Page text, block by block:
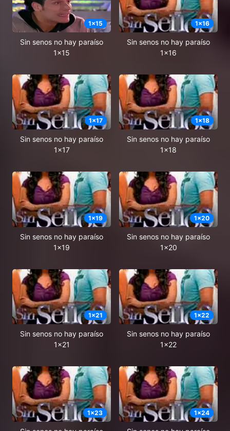
1x15
Sin senos no hay paraíso
1x15
1x16
Sin senos no hay paraíso
1x16
1x17
Sin senos no hay paraíso
1x17
1x18
Sin senos no hay paraíso
1x18
1x19
Sin senos no hay paraíso
1x19
1x20
Sin senos no hay paraíso
1x20
1x21
Sin senos no hay paraíso
1x21
1x22
Sin senos no hay paraíso
1x22
1x23 1x24